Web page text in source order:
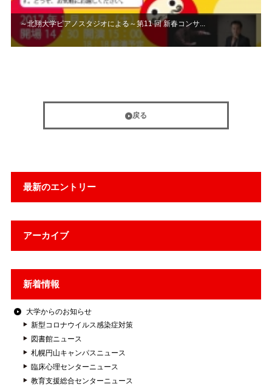
最新のエントリー
アーカイブ
新着情報
大学からのお知らせ
新型コロナウイルス感染症対策
図書館ニュース
札幌円山キャンパスニュース
臨床心理センターニュース
教育支援総合センターニュース
～北翔大学ピアノスタジオによる～第11 回 新春コンサ...
戻る